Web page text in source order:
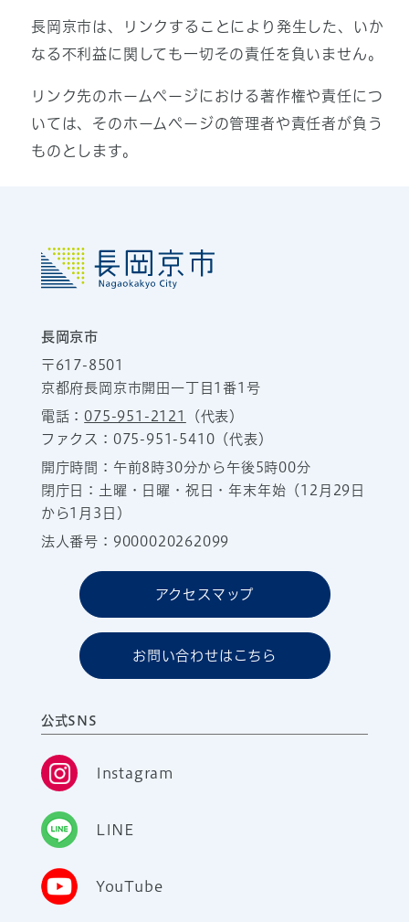
長岡京市は、リンクすることにより発生した、いか
なる不利益に関しても一切その責任を負いません。
リンク先のホームページにおける著作権や責任につ
いては、そのホームページの管理者や責任者が負う
ものとします。
長岡京市
〒617-8501
京都府長岡京市開田一丁目1番1号
電話：075-951-2121
（代表）
ファクス：075-951-5410（代表）
開庁時間：午前8時30分から午後5時00分
閉庁日：土曜・日曜・祝日・年末年始（12月29日
から1月3日）
法人番号：9000020262099
アクセスマップ
お問い合わせはこちら
公式SNS
Instagram
LINE
YouTube